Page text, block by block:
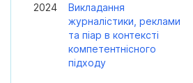
2024
Викладання
журналістики, реклами
та піар в контексті
компетентнісного
підходу